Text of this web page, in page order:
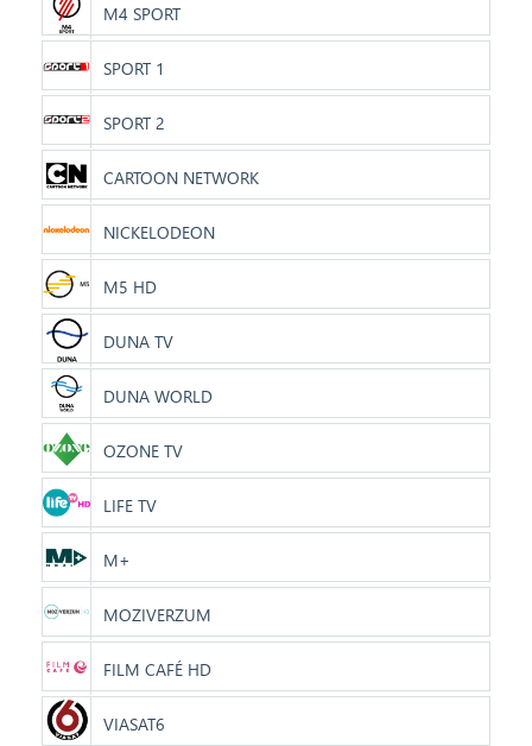
M4 SPORT
SPORT 1
SPORT 2
CARTOON NETWORK
NICKELODEON
M5 HD
DUNA TV
DUNA WORLD
OZONE TV
LIFE TV
M+
MOZIVERZUM
FILM CAFÉ HD
VIASAT6